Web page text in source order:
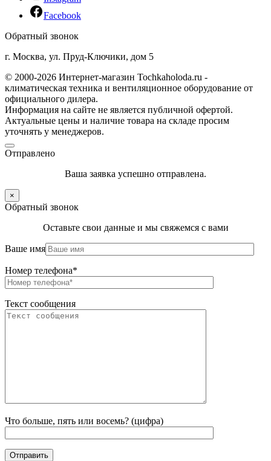
Facebook
Обратный звонок
г. Москва, ул. Пруд-Ключики, дом 5
© 2000-2026 Интернет-магазин Tochkaholoda.ru -
климатическая техника и вентиляционное оборудование от
официального дилера.
Информация на сайте не является публичной офертой.
Актуальные цены и наличие товара на складе просим
уточнять у менеджеров.
Отправлено
Ваша заявка успешно отправлена.
×
Обратный звонок
Оставьте свои данные и мы свяжемся с вами
Ваше имя
Номер телефона*
Текст сообщения
Что больше, пять или восемь? (цифра)